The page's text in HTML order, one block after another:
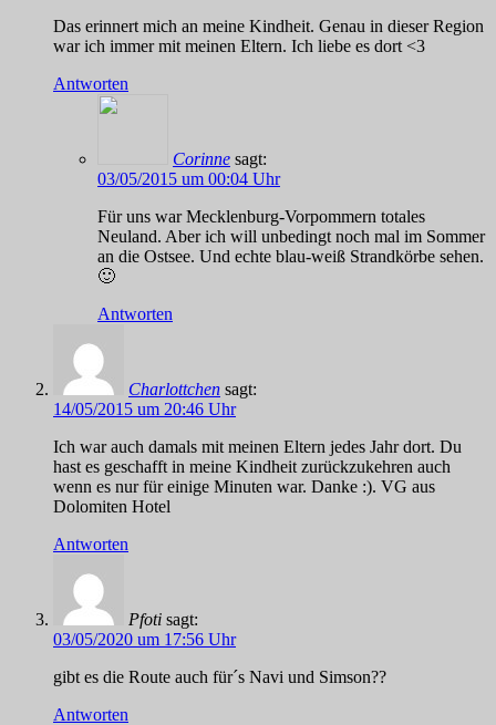
Das erinnert mich an meine Kindheit. Genau in dieser Region
war ich immer mit meinen Eltern. Ich liebe es dort <3
Antworten
Corinne sagt:
03/05/2015 um 00:04 Uhr
Für uns war Mecklenburg-Vorpommern totales
Neuland. Aber ich will unbedingt noch mal im Sommer
an die Ostsee. Und echte blau-weiß Strandkörbe sehen.
🙂
Antworten
Charlottchen sagt:
14/05/2015 um 20:46 Uhr
Ich war auch damals mit meinen Eltern jedes Jahr dort. Du
hast es geschafft in meine Kindheit zurückzukehren auch
wenn es nur für einige Minuten war. Danke :). VG aus
Dolomiten Hotel
Antworten
Pfoti sagt:
03/05/2020 um 17:56 Uhr
gibt es die Route auch für´s Navi und Simson??
Antworten